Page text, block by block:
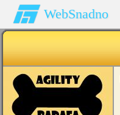
WebSnadno